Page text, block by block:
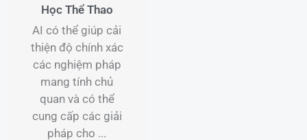
Học Thể Thao
AI có thể giúp cải
thiện độ chính xác
các nghiệm pháp
mang tính chủ
quan và có thể
cung cấp các giải
pháp cho ...